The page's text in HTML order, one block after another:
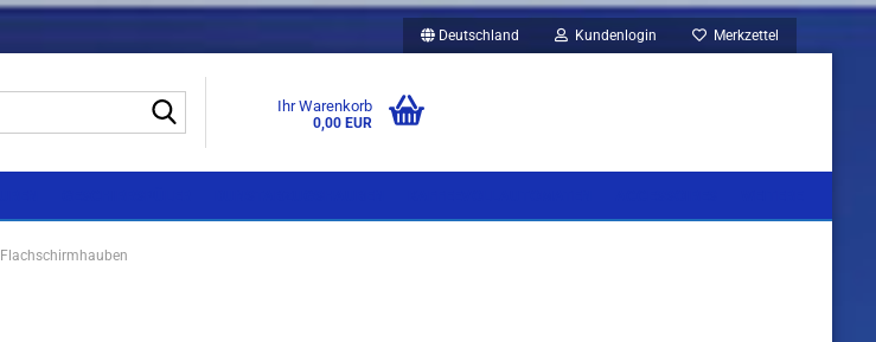
Deutschland Kundenlogin Merkzettel
Ihr Warenkorb
0,00 EUR
Flachschirmhauben